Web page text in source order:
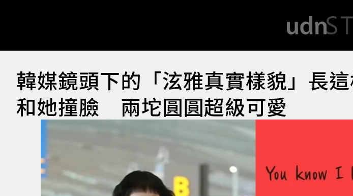
韓媒鏡頭下的「泫雅真實樣貌」長
和她撞臉 兩坨圓圓超級可愛